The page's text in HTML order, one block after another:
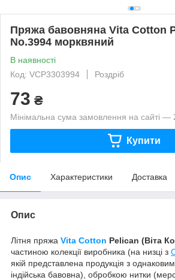
Пряжа бавовняна Vita Cotton
No.3994 морквяний
В наявності
Код: VCP3303994
Роздріб
73 ₴
Мінімальна сума замовлення на сайті —
Купити
Опис Характеристики Доставка
Опис
Літня пряжа Vita Cotton Pelican (Віта
частиною колекції виробника (на низці з
якій представлена продукція з
індійська бавовна), обробкою нитки